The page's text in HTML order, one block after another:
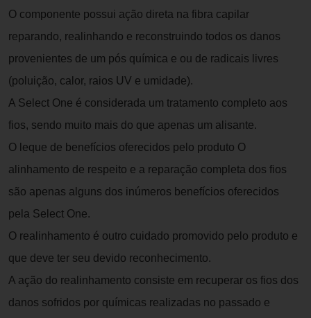
O componente possui ação direta na fibra capilar
reparando, realinhando e reconstruindo todos os danos
provenientes de um pós química e ou de radicais livres
(poluição, calor, raios UV e umidade).
A Select One é considerada um tratamento completo aos
fios, sendo muito mais do que apenas um alisante.
O leque de benefícios oferecidos pelo produto O
alinhamento de respeito e a reparação completa dos fios
são apenas alguns dos inúmeros benefícios oferecidos
pela Select One.
O realinhamento é outro cuidado promovido pelo produto e
que deve ter seu devido reconhecimento.
A ação do realinhamento consiste em recuperar os fios dos
danos sofridos por químicas realizadas no passado e